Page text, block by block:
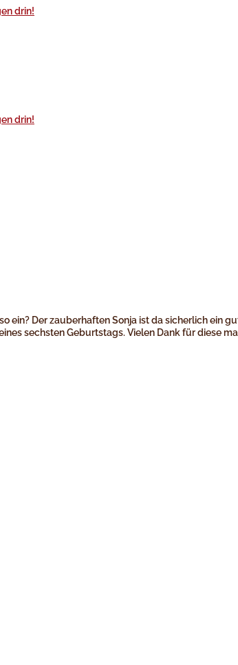
ein? Der zauberhaften Sonja ist da sicherlich ein
sechsten Geburtstags. Vielen Dank für diese